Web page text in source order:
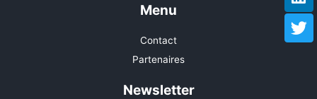
Menu
Contact
Partenaires
Newsletter